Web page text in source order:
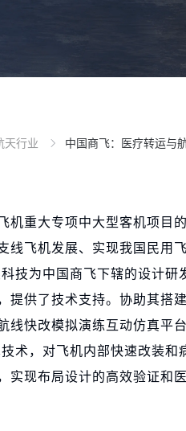
天行业 中国商飞：医疗转运与
机重大专项中大型客机项目
线飞机发展、实现我国民用
技为中国商飞下辖的设计研
提供了技术支持。协助其搭
线快改模拟演练互动仿真平台
术，对飞机内部快速改装和
实现布局设计的高效验证和